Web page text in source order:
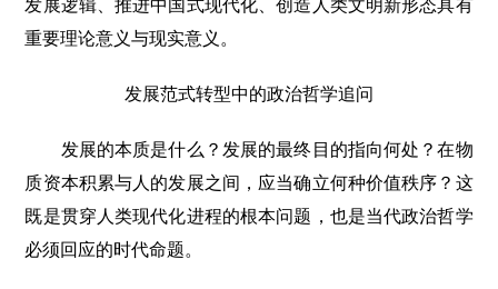
发展逻辑、推进中国式现代化、创造人类文明新形态具有
重要理论意义与现实意义。
发展范式转型中的政治哲学追问
发展的本质是什么？发展的最终目的指向何处？在物
质资本积累与人的发展之间，应当确立何种价值秩序？这
既是贯穿人类现代化进程的根本问题，也是当代政治哲学
必须回应的时代命题。